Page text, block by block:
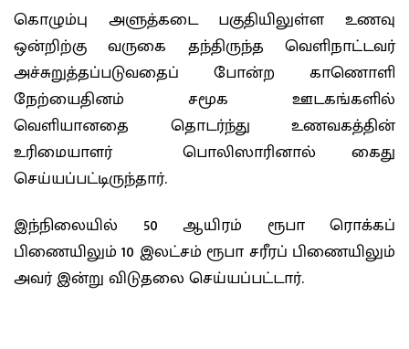
கொழும்பு அளுத்கடை பகுதியிலுள்ள உணவு
ஒன்றிற்கு வருகை தந்திருந்த வெளிநாட்டவர்
அச்சுறுத்தப்படுவதைப் போன்ற காணொளி
நேற்யைதினம் சமூக ஊடகங்களில்
வெளியானதை தொடர்ந்து உணவகத்தின்
உரிமையாளர் பொலிஸாரினால் கைது
செய்யப்பட்டிருந்தார்.
இந்நிலையில் 50 ஆயிரம் ரூபா ரொக்கப்
பிணையிலும் 10 இலட்சம் ரூபா சரீரப் பிணையிலும்
அவர் இன்று விடுதலை செய்யப்பட்டார்.